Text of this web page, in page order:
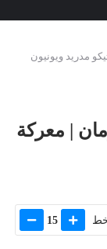
مدريد ويونيون
| معركة
15